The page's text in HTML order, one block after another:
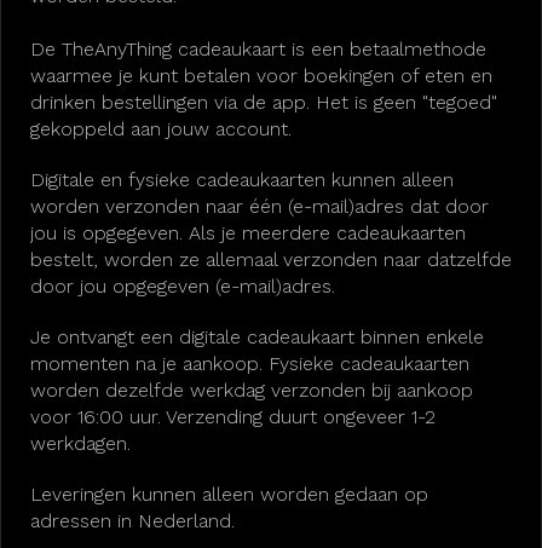
De TheAnyThing cadeaukaart is een betaalmethode
waarmee je kunt betalen voor boekingen of eten en
drinken bestellingen via de app. Het is geen "tegoed"
gekoppeld aan jouw account.
Digitale en fysieke cadeaukaarten kunnen alleen
worden verzonden naar één (e-mail)adres dat door
jou is opgegeven. Als je meerdere cadeaukaarten
bestelt, worden ze allemaal verzonden naar datzelfde
door jou opgegeven (e-mail)adres.
Je ontvangt een digitale cadeaukaart binnen enkele
momenten na je aankoop. Fysieke cadeaukaarten
worden dezelfde werkdag verzonden bij aankoop
voor 16:00 uur. Verzending duurt ongeveer 1-2
werkdagen.
Leveringen kunnen alleen worden gedaan op
adressen in Nederland.